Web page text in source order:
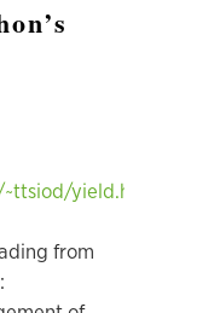
yield.html
from